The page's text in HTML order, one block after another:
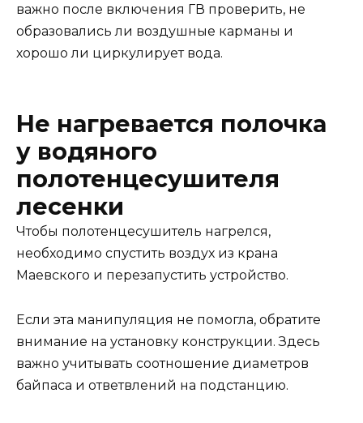
важно после включения ГВ проверить, не
образовались ли воздушные карманы и
хорошо ли циркулирует вода.
Не нагревается полочка
у водяного
полотенцесушителя
лесенки
Чтобы полотенцесушитель нагрелся,
необходимо спустить воздух из крана
Маевского и перезапустить устройство.
Если эта манипуляция не помогла, обратите
внимание на установку конструкции. Здесь
важно учитывать соотношение диаметров
байпаса и ответвлений на подстанцию.